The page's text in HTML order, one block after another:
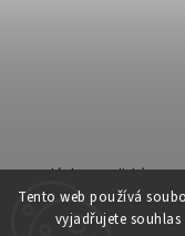
Tento web používá
vyjadřujete
Balónky metalické - 090
30 ks
Skladem